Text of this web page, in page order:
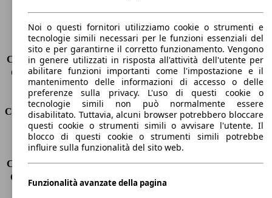
Sedili
5
Carico sul tetto
-
Capacità di traino (senza freni) -
Capacità di traino (con freni)
1300 kg
Volume del bagagliaio
608 - 1653 l
Consumi
Emissioni di CO2*
117 g/km (komb.)
Consumo (urbano)
7.4 l/100km
Consumo (extra-urbano) 5.0 l/100km
Consumo (combinato)*
5.9 l/100km
Noi o questi fornitori utilizziamo cookie o strumenti e
tecnologie simili necessari per le funzioni essenziali del
sito e per garantirne il corretto funzionamento. Vengono
in genere utilizzati in risposta all'attività dell'utente per
abilitare funzioni importanti come l'impostazione e il
mantenimento delle informazioni di accesso o delle
preferenze sulla privacy. L'uso di questi cookie o
tecnologie simili non può normalmente essere
disabilitato. Tuttavia, alcuni browser potrebbero bloccare
questi cookie o strumenti simili o avvisare l'utente. Il
blocco di questi cookie o strumenti simili potrebbe
influire sulla funzionalità del sito web.
Funzionalità avanzate della pagina